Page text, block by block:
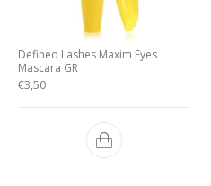
Defined Lashes Maxim Eyes
Mascara GR
€3,50